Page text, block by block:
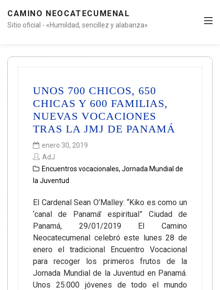
CAMINO NEOCATECUMENAL
Sitio oficial - «Humildad, sencillez y alabanza»
UNOS 700 CHICOS, 650
CHICAS Y 600 FAMILIAS,
NUEVAS VOCACIONES
TRAS LA JMJ DE PANAMÁ
enero 30, 2019
AdJ
Encuentros vocacionales, Jornada Mundial de
la Juventud
El Cardenal Sean O’Malley: “Kiko es como un
‘canal de Panamá’ espiritual” Ciudad de
Panamá, 29/01/2019 El Camino
Neocatecumenal celebró este lunes 28 de
enero el tradicional Encuentro Vocacional
para recoger los primeros frutos de la
Jornada Mundial de la Juventud en Panamá.
Unos 25.000 jóvenes de todo el mundo